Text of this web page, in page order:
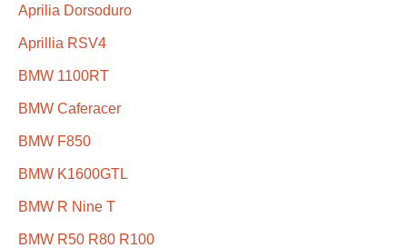
Aprilia Dorsoduro
Aprillia RSV4
BMW 1100RT
BMW Caferacer
BMW F850
BMW K1600GTL
BMW R Nine T
BMW R50 R80 R100